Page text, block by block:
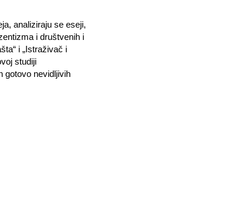
analiziraju se eseji,
i društvenih i
i „Istraživač i
studiji
gotovo nevidljivih